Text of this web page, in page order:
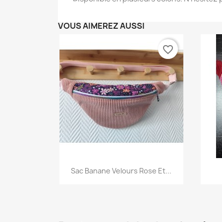
VOUS AIMEREZ AUSSI
Aperçu rapide
Sac Banane Velours Rose Et...
favorite_border